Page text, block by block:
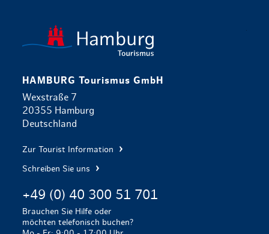
HAMBURG Tourismus GmbH
Wexstraße 7
20355 Hamburg
Deutschland
Zur Tourist Information
Schreiben Sie uns
+49 (0) 40 300 51 701
Brauchen Sie Hilfe oder
möchten telefonisch buchen?